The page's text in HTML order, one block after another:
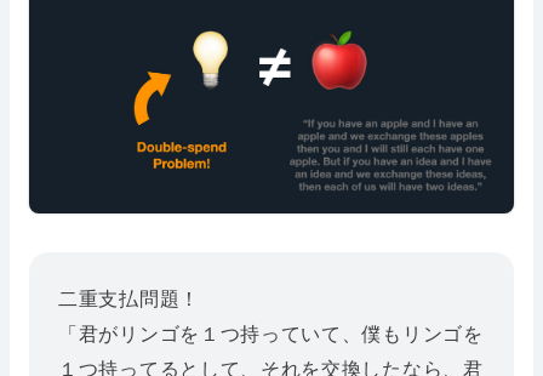
二重支払問題！
「君がリンゴを１つ持っていて、僕もリンゴを
１つ持ってるとして、それを交換したなら、君